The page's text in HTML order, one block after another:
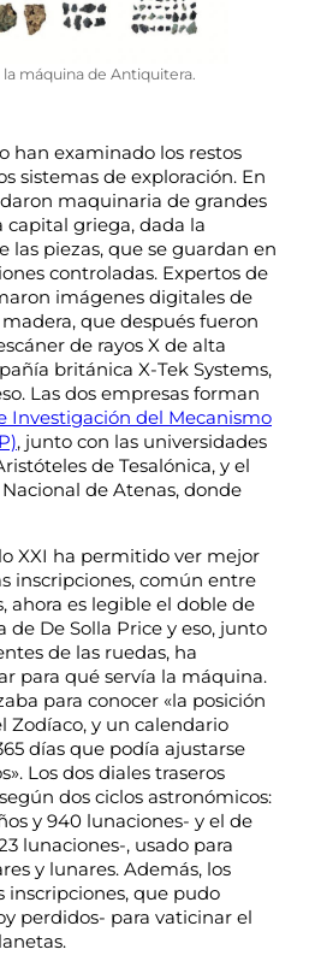
la máquina de Antiquitera.
han examinado los restos
sistemas de exploración. En
maquinaria de grandes
capital griega, dada la
las piezas, que se guardan en
controladas. Expertos de
imágenes digitales de
que después fueron
de rayos X de alta
británica X-Tek Systems,
Las dos empresas forman
Investigación del Mecanismo
, junto con las universidades
de Tesalónica, y el
de Atenas, donde
XXI ha permitido ver mejor
inscripciones, común entre
ahora es legible el doble de
de De Solla Price y eso, junto
de las ruedas, ha
para qué servía la máquina.
para conocer «la posición
Zodíaco, y un calendario
días que podía ajustarse
Los dos diales traseros
dos ciclos astronómicos:
y 940 lunaciones- y el de
lunaciones-, usado para
y lunares. Además, los
inscripciones, que pudo
perdidos- para vaticinar el